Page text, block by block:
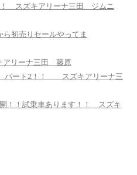
スズキアリーナ三田 ジムニ
初売りセールやってま
アリーナ三田 藤原
パート2！！ スズキアリーナ三
！！試乗車あります！！ スズキ